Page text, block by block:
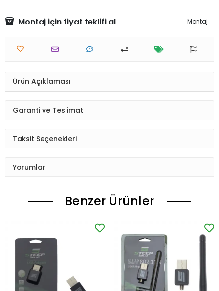
Montaj için fiyat teklifi al Montaj
Ürün Açıklaması
Garanti ve Teslimat
Taksit Seçenekleri
Yorumlar
Benzer Ürünler